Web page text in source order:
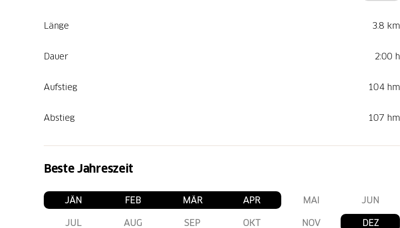
Länge 3.8 km
Dauer 2:00 h
Aufstieg 104 hm
Abstieg 107 hm
Beste Jahreszeit
JÄN FEB MÄR APR MAI JUN
JUL AUG SEP OKT NOV DEZ